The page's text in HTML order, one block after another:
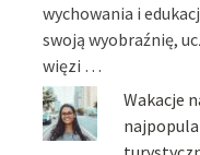
wychowania i
swoją wyobraźnię,
więzi …
Wakacje